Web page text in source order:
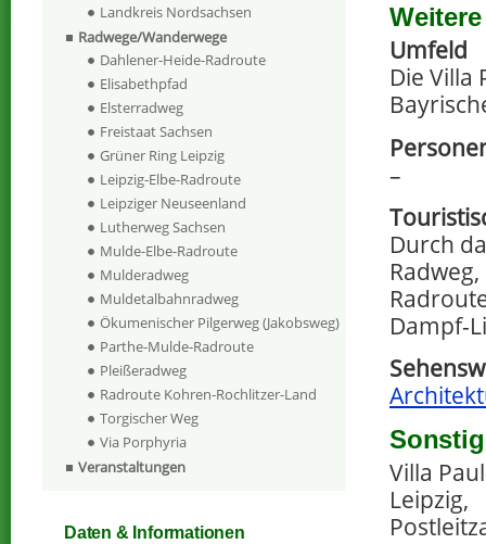
Umfeld
Die Villa
–
Durch
Dampf-
Villa
Leipzig,
Landkreis Nordsachsen
Radwege/Wanderwege
Dahlener-Heide-Radroute
Elisabethpfad
Elsterradweg
Freistaat Sachsen
Grüner Ring Leipzig
Leipzig-Elbe-Radroute
Leipziger Neuseenland
Lutherweg Sachsen
Mulde-Elbe-Radroute
Mulderadweg
Muldetalbahnradweg
Ökumenischer Pilgerweg (Jakobsweg)
Parthe-Mulde-Radroute
Pleißeradweg
Radroute Kohren-Rochlitzer-Land
Torgischer Weg
Via Porphyria
Veranstaltungen
Daten & Informationen